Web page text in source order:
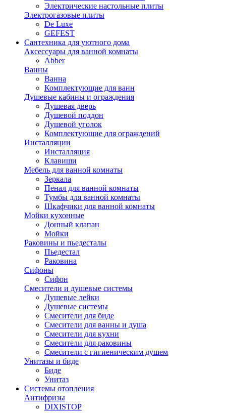
Электрические настольные плиты
Электрогазовые плиты
De Luxe
GEFEST
Сантехника для уютного дома
Аксессуары для ванной комнаты
Abber
Ванны
Ванна
Комплектующие для ванн
Душевые кабины и ограждения
Душевая дверь
Душевой поддон
Душевой уголок
Комплектующие для ограждений
Инсталляции
Инсталляция
Клавиши
Мебель для ванной комнаты
Зеркала
Пенал для ванной комнаты
Тумбы для ванной комнаты
Шкафчики для ванной комнаты
Мойки кухонные
Донный клапан
Мойки
Раковины и пьедесталы
Пьедестал
Раковина
Сифоны
Сифон
Смесители и душевые системы
Душевые лейки
Душевые системы
Смесители для биде
Смесители для ванны и душа
Смесители для кухни
Смесители для раковины
Смесители с гигиеническим душем
Унитазы и биде
Биде
Унитаз
Системы отопления
Антифризы
DIXISTOP